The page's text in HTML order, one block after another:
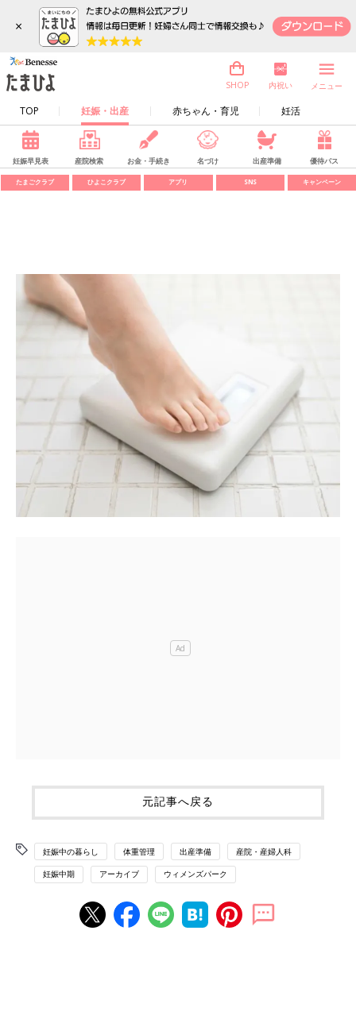
×
TOP 妊娠・出産 赤ちゃん・育児 妊活
SHOP 内祝い メニュー
妊娠早見表 産院検索 お金・手続き 名づけ 出産準備 優待パス
たまごクラブ ひよこクラブ アプリ SNS キャンペーン
元記事へ戻る
妊娠中の暮らし 体重管理 出産準備 産院・産婦人科
妊娠中期 アーカイブ ウィメンズパーク